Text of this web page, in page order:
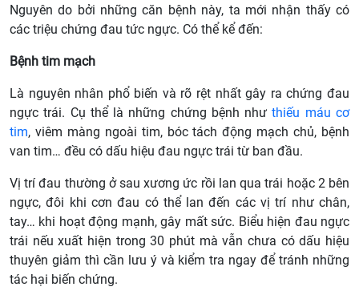
Nguyên do bởi những căn bệnh này, ta mới nhận thấy có
các triệu chứng đau tức ngực. Có thể kể đến:
Bệnh tim mạch
Là nguyên nhân phổ biến và rõ rệt nhất gây ra chứng đau
ngực trái. Cụ thể là những chứng bệnh nhưthiếu máu cơ
tim, viêm màng ngoài tim, bóc tách động mạch chủ, bệnh
van tim… đều có dấu hiệu đau ngực trái từ ban đầu.
Vị trí đau thường ở sau xương ức rồi lan qua trái hoặc 2 bên
ngực, đôi khi cơn đau có thể lan đến các vị trí như chân,
tay… khi hoạt động mạnh, gây mất sức. Biểu hiện đau ngực
trái nếu xuất hiện trong 30 phút mà vẫn chưa có dấu hiệu
thuyên giảm thì cần lưu ý và kiểm tra ngay để tránh những
tác hại biến chứng.